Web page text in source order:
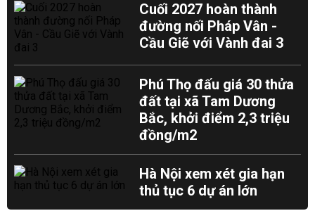
Cuối 2027 hoàn thành
đường nối Pháp Vân -
Cầu Giẽ với Vành đai 3
Phú Thọ đấu giá 30 thửa
đất tại xã Tam Dương
Bắc, khởi điểm 2,3 triệu
đồng/m2
Hà Nội xem xét gia hạn
thủ tục 6 dự án lớn